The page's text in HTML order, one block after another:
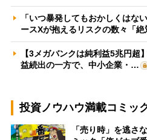
「いつ暴発してもおかしくはな
ースXが抱えるリスクの数々「
【3メガバンクは純利益5兆円超
益続出の一方で、中小企業・…
投資ノウハウ満載コミッ
「売り時」を逃さ